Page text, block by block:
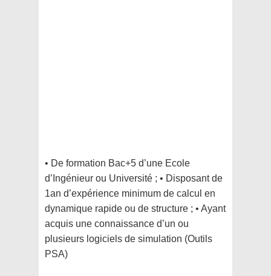
• De formation Bac+5 d’une Ecole
d’Ingénieur ou Université ; • Disposant de
1an d’expérience minimum de calcul en
dynamique rapide ou de structure ; • Ayant
acquis une connaissance d’un ou
plusieurs logiciels de simulation (Outils
PSA)